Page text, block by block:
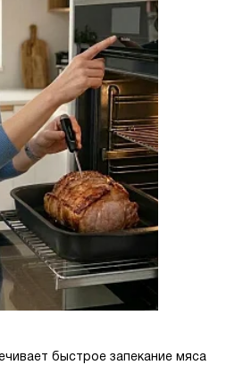
быстрое запекание мяса